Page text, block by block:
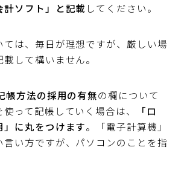
ソフト」と記載 してください。
ては、毎日が理想ですが、厳しい場
して構いません。
帳方法の採用の有無の欄について
って記帳していく場合は、
「ロ
に丸をつけます。「電子計算機」
言い方ですが、パソコンのことを指